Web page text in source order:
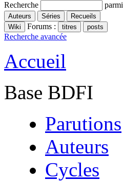
Recherche parmi
Forums :
Recherche avancée
Accueil
Base BDFI
Parutions
Auteurs
Cycles